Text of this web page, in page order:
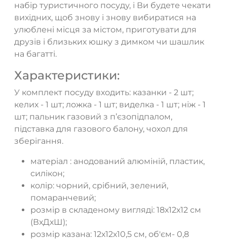
набір туристичного посуду, і Ви будете чекати
вихідних, щоб знову і знову вибиратися на
улюблені місця за містом, приготувати для
друзів і близьких юшку з димком чи шашлик
на багатті.
Характеристики:
У комплект посуду входить: казанки - 2 шт;
келих - 1 шт; ложка - 1 шт; виделка - 1 шт; ніж - 1
шт; пальник газовий з п’єзопідпалом,
підставка для газового балону, чохол для
зберігання.
матеріал : анодований алюміній, пластик,
силікон;
колір: чорний, срібний, зелений,
помаранчевий;
розмір в складеному вигляді: 18х12х12 см
(ВхДхШ);
розмір казана: 12х12х10,5 см, об'єм- 0,8